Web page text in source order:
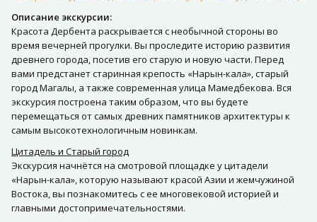
Описание экскурсии:
Красота Дербента раскрывается с необычной стороны во
время вечерней прогулки. Вы проследите историю развития
древнего города, посетив его старую и новую части. Перед
вами предстанет старинная крепость «Нарын-кала», старый
город Магалы, а также современная улица Мамедбекова. Вся
экскурсия построена таким образом, что вы будете
перемещаться от самых древних памятников архитектуры к
самым высокотехнологичным новинкам.
Цитадель и Старый город
Экскурсия начнётся на смотровой площадке у цитадели
«Нарын-кала», которую называют красой Азии и жемчужиной
Востока, вы познакомитесь с ее многовековой историей и
главными достопримечательностями.